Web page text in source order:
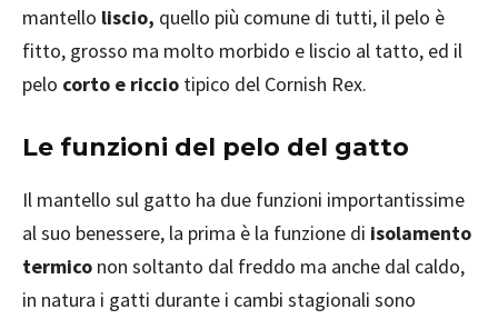
mantello liscio, quello più comune di tutti, il pelo è
fitto, grosso ma molto morbido e liscio al tatto, ed il
pelo corto e riccio tipico del Cornish Rex.
Le funzioni del pelo del gatto
Il mantello sul gatto ha due funzioni importantissime
al suo benessere, la prima è la funzione di isolamento
termico non soltanto dal freddo ma anche dal caldo,
in natura i gatti durante i cambi stagionali sono